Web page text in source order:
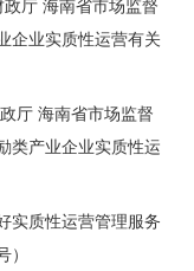
厅 海南省市场监督
企业实质性运营有关
厅 海南省市场监督
类产业企业实质性运
实质性运营管理服务